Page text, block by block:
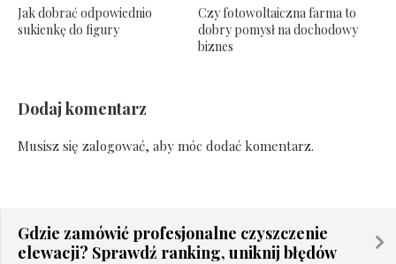
Jak dobrać odpowiednio
sukienkę do figury
Czy fotowoltaiczna farma to
dobry pomysł na dochodowy
biznes
Dodaj komentarz
Musisz się zalogować, aby móc dodać komentarz.
Gdzie zamówić profesjonalne czyszczenie
elewacji? Sprawdź ranking, uniknij błędów